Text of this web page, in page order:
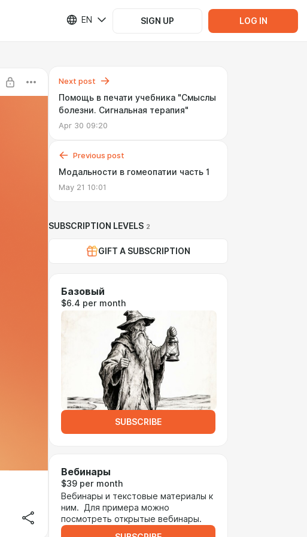
EN SIGN UP LOG IN
Next post
Помощь в печати учебника "Смыслы
болезни. Сигнальная терапия"
Apr 30 09:20
Previous post
Модальности в гомеопатии часть 1
May 21 10:01
SUBSCRIPTION LEVELS 2
GIFT A SUBSCRIPTION
Базовый
$6.4 per month
SUBSCRIBE
Вебинары
$39 per month
Вебинары и текстовые материалы к
ним. Для примера можно
посмотреть открытые вебинары.